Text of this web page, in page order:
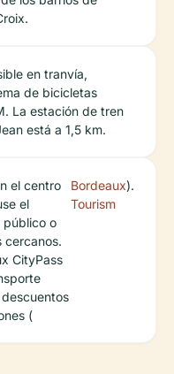
en tranvía,
de bicicletas
La estación de tren
está a 1,5 km.
el centro
el
o
cercanos.
CityPass
(
Bordeaux
Tourism
).